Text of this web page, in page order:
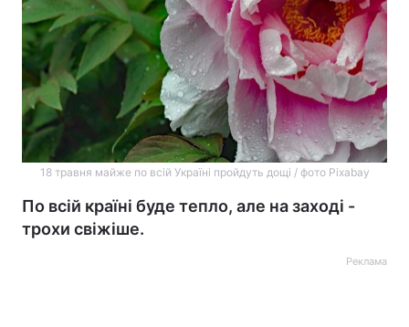
18 травня майже по всій Україні пройдуть дощі / фото Pixabay
По всій країні буде тепло, але на заході -
трохи свіжіше.
Реклама